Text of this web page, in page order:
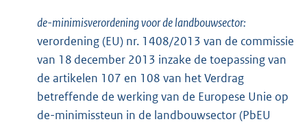
de-minimisverordening voor de landbouwsector:
verordening (EU) nr. 1408/2013 van de commissie
van 18 december 2013 inzake de toepassing van
de artikelen 107 en 108 van het Verdrag
betreffende de werking van de Europese Unie op
de-minimissteun in de landbouwsector (PbEU